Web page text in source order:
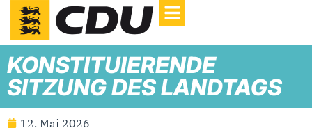
KONSTITUIERENDE
SITZUNG DES LANDTAGS
12. Mai 2026